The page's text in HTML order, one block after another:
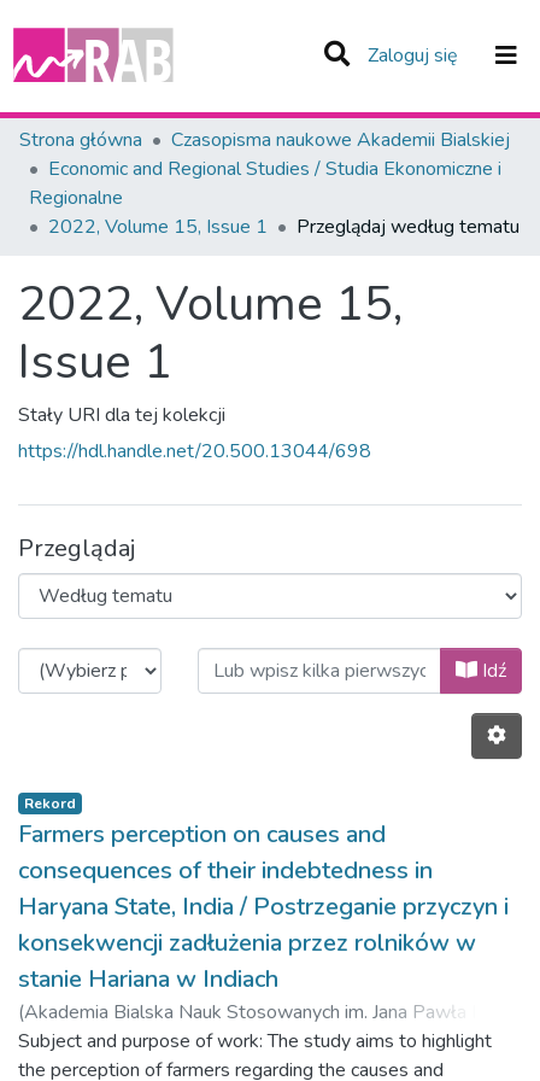
Zaloguj się (current)
Zespoły i Kolekcje
Całe Repozytorium
Strona główna
Czasopisma naukowe Akademii Bialskiej
Economic and Regional Studies / Studia Ekonomiczne i
Regionalne
2022, Volume 15, Issue 1
Przeglądaj według tematu
2022, Volume 15,
Issue 1
Stały URI dla tej kolekcji
https://hdl.handle.net/20.500.13044/698
Przeglądaj
Przeglądanie 2022, Volume 15,Idź
Rekord
Farmers perception on causes and
consequences of their indebtedness in
Haryana State, India / Postrzeganie przyczyn i
konsekwencji zadłużenia przez rolników w
stanie Hariana w Indiach
(Akademia Bialska Nauk Stosowanych im. Jana Pawła II,
2022-03-31)Jakhar, Babloo;Kait, Rohtas;Kumar, Vijay
Subject and purpose of work: The study aims to highlight
the perception of farmers regarding the causes and